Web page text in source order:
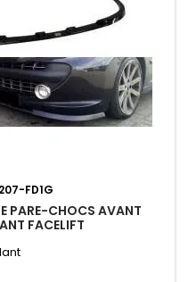
FD1G
PARE-CHOCS AVANT
FACELIFT